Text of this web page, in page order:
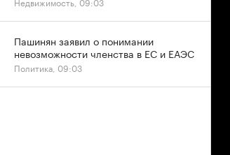
Пашинян заявил о понимании
невозможности членства в ЕС и ЕАЭС
Политика, 09:03